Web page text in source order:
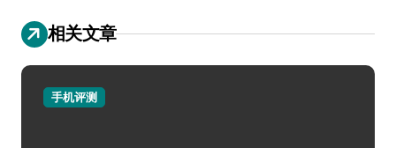
相关文章
手机评测